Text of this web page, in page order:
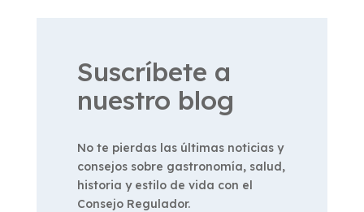
Suscríbete a
nuestro blog
No te pierdas las últimas noticias y
consejos sobre gastronomía, salud,
historia y estilo de vida con el
Consejo Regulador.